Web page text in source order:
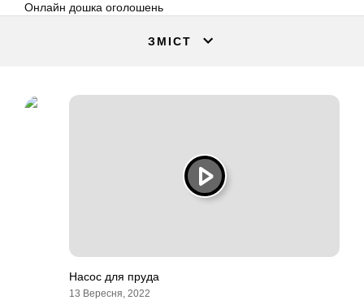
Онлайн дошка оголошень
ЗМІСТ
Насос для пруда
13 Вересня, 2022